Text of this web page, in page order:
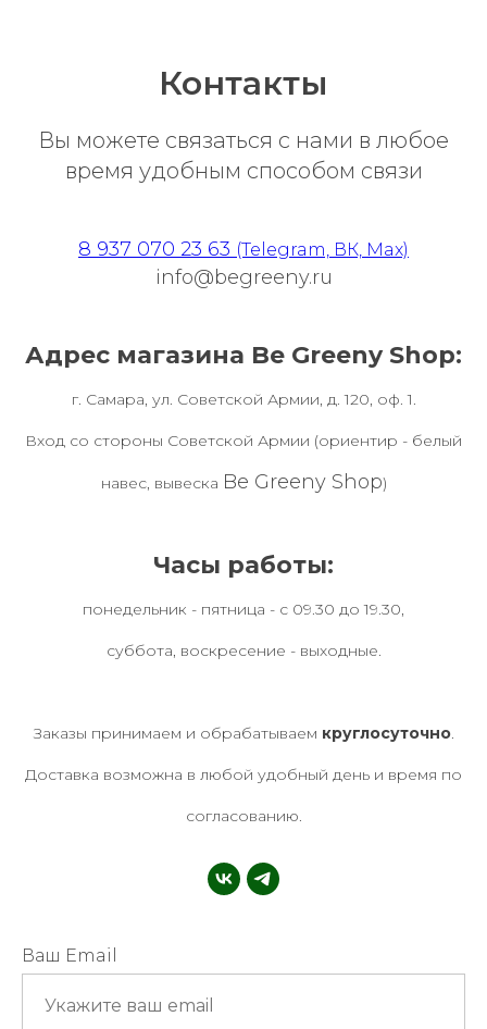
Контакты
Вы можете связаться с нами в любое
время удобным способом связи
8 937 070 23 63 (Telegram, ВК, Max)
info@begreeny.ru
Адрес магазина Be Greeny Shop:
г. Самара, ул. Советской Армии, д. 120, оф. 1.
Вход со стороны Советской Армии (ориентир - белый
навес, вывеска Be Greeny Shop)
Часы работы:
понедельник - пятница - с 09.30 до 19.30,
суббота, воскресение - выходные.
Заказы принимаем и обрабатываем круглосуточно.
Доставка возможна в любой удобный день и время по
согласованию.
Ваш Email